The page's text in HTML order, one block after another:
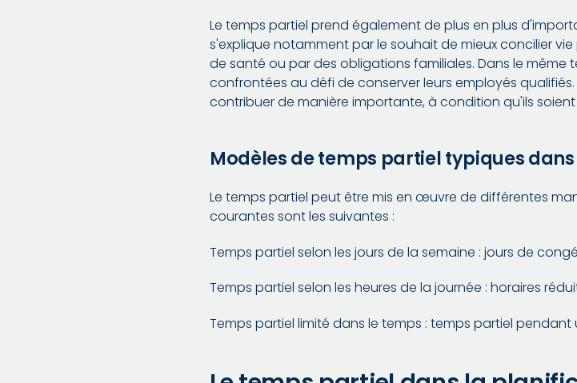
Le temps partiel prend également de plus en plus
s'explique notamment par le souhait de mieux concilier
de santé ou par des obligations familiales. Dans le même
confrontées au défi de conserver leurs employés
contribuer de manière importante, à condition qu'ils
Modèles de temps partiel typiques
Le temps partiel peut être mis en œuvre de différentes
courantes sont les suivantes :
Temps partiel selon les jours de la semaine : jours de
Temps partiel selon les heures de la journée : horaires
Temps partiel limité dans le temps : temps partiel